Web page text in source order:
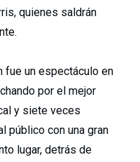
quienes saldrán
fue un espectáculo en
por el mejor
y siete veces
público con una gran
lugar, detrás de